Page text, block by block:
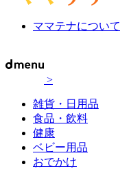
ママテナについて
>
雑貨・日用品
食品・飲料
健康
ベビー用品
おでかけ